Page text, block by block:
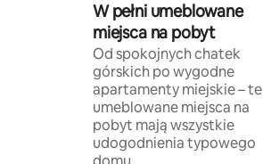
W pełni umeblowane
miejsca na pobyt
Od spokojnych chatek
górskich po wygodne
apartamenty miejskie – te
umeblowane miejsca na
pobyt mają wszystkie
udogodnienia typowego